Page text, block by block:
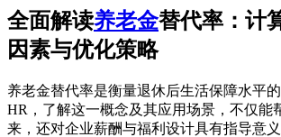
全面解读养老金替代率：计
因素与优化策略
养老金替代率是衡量退休后生活保障水平
HR，了解这一概念及其应用场景，不仅能
来，还对企业薪酬与福利设计具有指导意